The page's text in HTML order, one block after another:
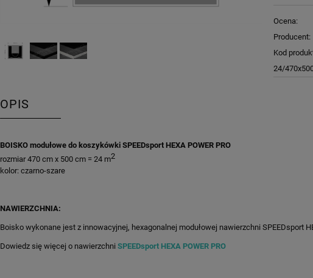
Ocena:
Producent:
Kod
24/
OPIS
BOISKO modułowe do koszykówki SPEEDsport HEXA POWER PRO
rozmiar 470 cm x 500 cm = 24 m2
kolor: czarno-szare
NAWIERZCHNIA:
Boisko wykonane jest z innowacyjnej, hexagonalnej modułowej nawierzchni SPEEDsport
Dowiedz się więcej o nawierzchni SPEEDsport HEXA POWER PRO